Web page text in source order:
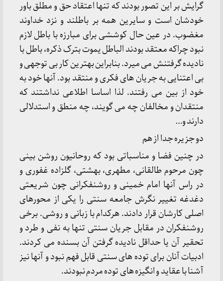
گرایش بر این تصور بودند که تنها اعتقاد حق و مطلق باور
خودشان است و سایرین همه بر باطلند و نزد خداوند
مغضوب. در عین حال کوششی برای مبارزه با باطل لازم
نبود چراکه معتقد بودند الباطل یموت بترک ذکره، باطل با
نادیده گرفتنش می میرد. بنابراین بهترین کار بی توجهی و
بی اعتنایی به جریان های فکری و منتقد بود. آنها خود به
خود از بین می رفتند. لذا اساسا اطلاعی نداشتند که
منتقدان و مخالفان چه می گویند، چه منطق و استدلالی
دارند و…
دو جزیره جدا از هم
در چنین فضا و مناسباتی بود که روحانیون روشن بینی
چون مرحوم طالقانی، مطهری، بهشتی، گلزاده غفوری و
در راس آنها امام خمینی و روشنفکرانی چون شریعتی
دغدغه تغییر نگرش جامعه سنتی را یکی از محورهای
اصلی کارشان قرار دادند. هرکدام با زبانی و روشی. برخی
روشنفکران در مقابل جریان سنتی تنها به نفی و طرد و
تحقیر آن یا حداقل نادیده گرفتن آن بسنده می کردند.
ادبیات آنان برای توده های سنتی قابل فهم نبود و آنها نیز
آشنا با عقاید و انگیزه های توده مردم نبودند.